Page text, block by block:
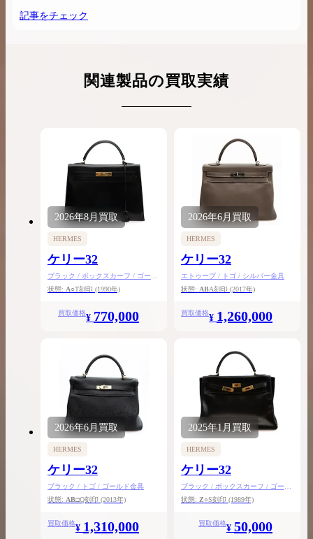
記事をチェック
関連製品の買取実績
2026年8月買取
HERMES
ケリー32
ブラック / ボックスカーフ / ゴール
ド金具
状態: A○T刻印 (1990年)
買取価格¥ 770,000
2026年6月買取
HERMES
ケリー32
エトゥープ / トゴ / シルバー金具
状態: ABA刻印 (2017年)
買取価格¥ 1,260,000
2026年6月買取
HERMES
ケリー32
ブラック / トゴ / ゴールド金具
状態: AB□Q刻印 (2013年)
買取価格¥ 1,310,000
2025年1月 買取
HERMES
ケリー32
ブラック / ボックスカーフ / ゴール
ド金具
状態: Z○S刻印 (1989年)
買取価格¥ 50,000